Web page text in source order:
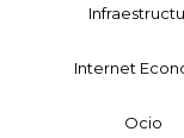
Internet
Ocio